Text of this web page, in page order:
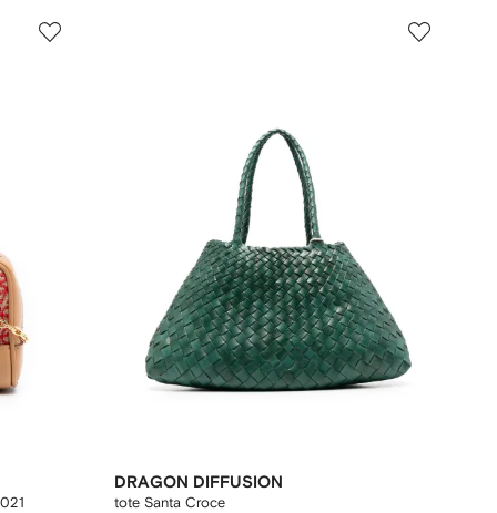
DRAGON DIFFUSION
tote Santa Croce